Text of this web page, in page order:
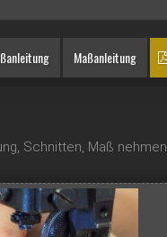
Maßanleitung
Schnitten, Maß nehmen